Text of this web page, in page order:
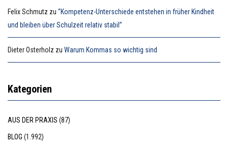
Felix Schmutz zu “Kompetenz-Unterschiede entstehen in früher Kindheit
und bleiben über Schulzeit relativ stabil”
Dieter Osterholz zu Warum Kommas so wichtig sind
Kategorien
AUS DER PRAXIS (87)
BLOG (1.992)